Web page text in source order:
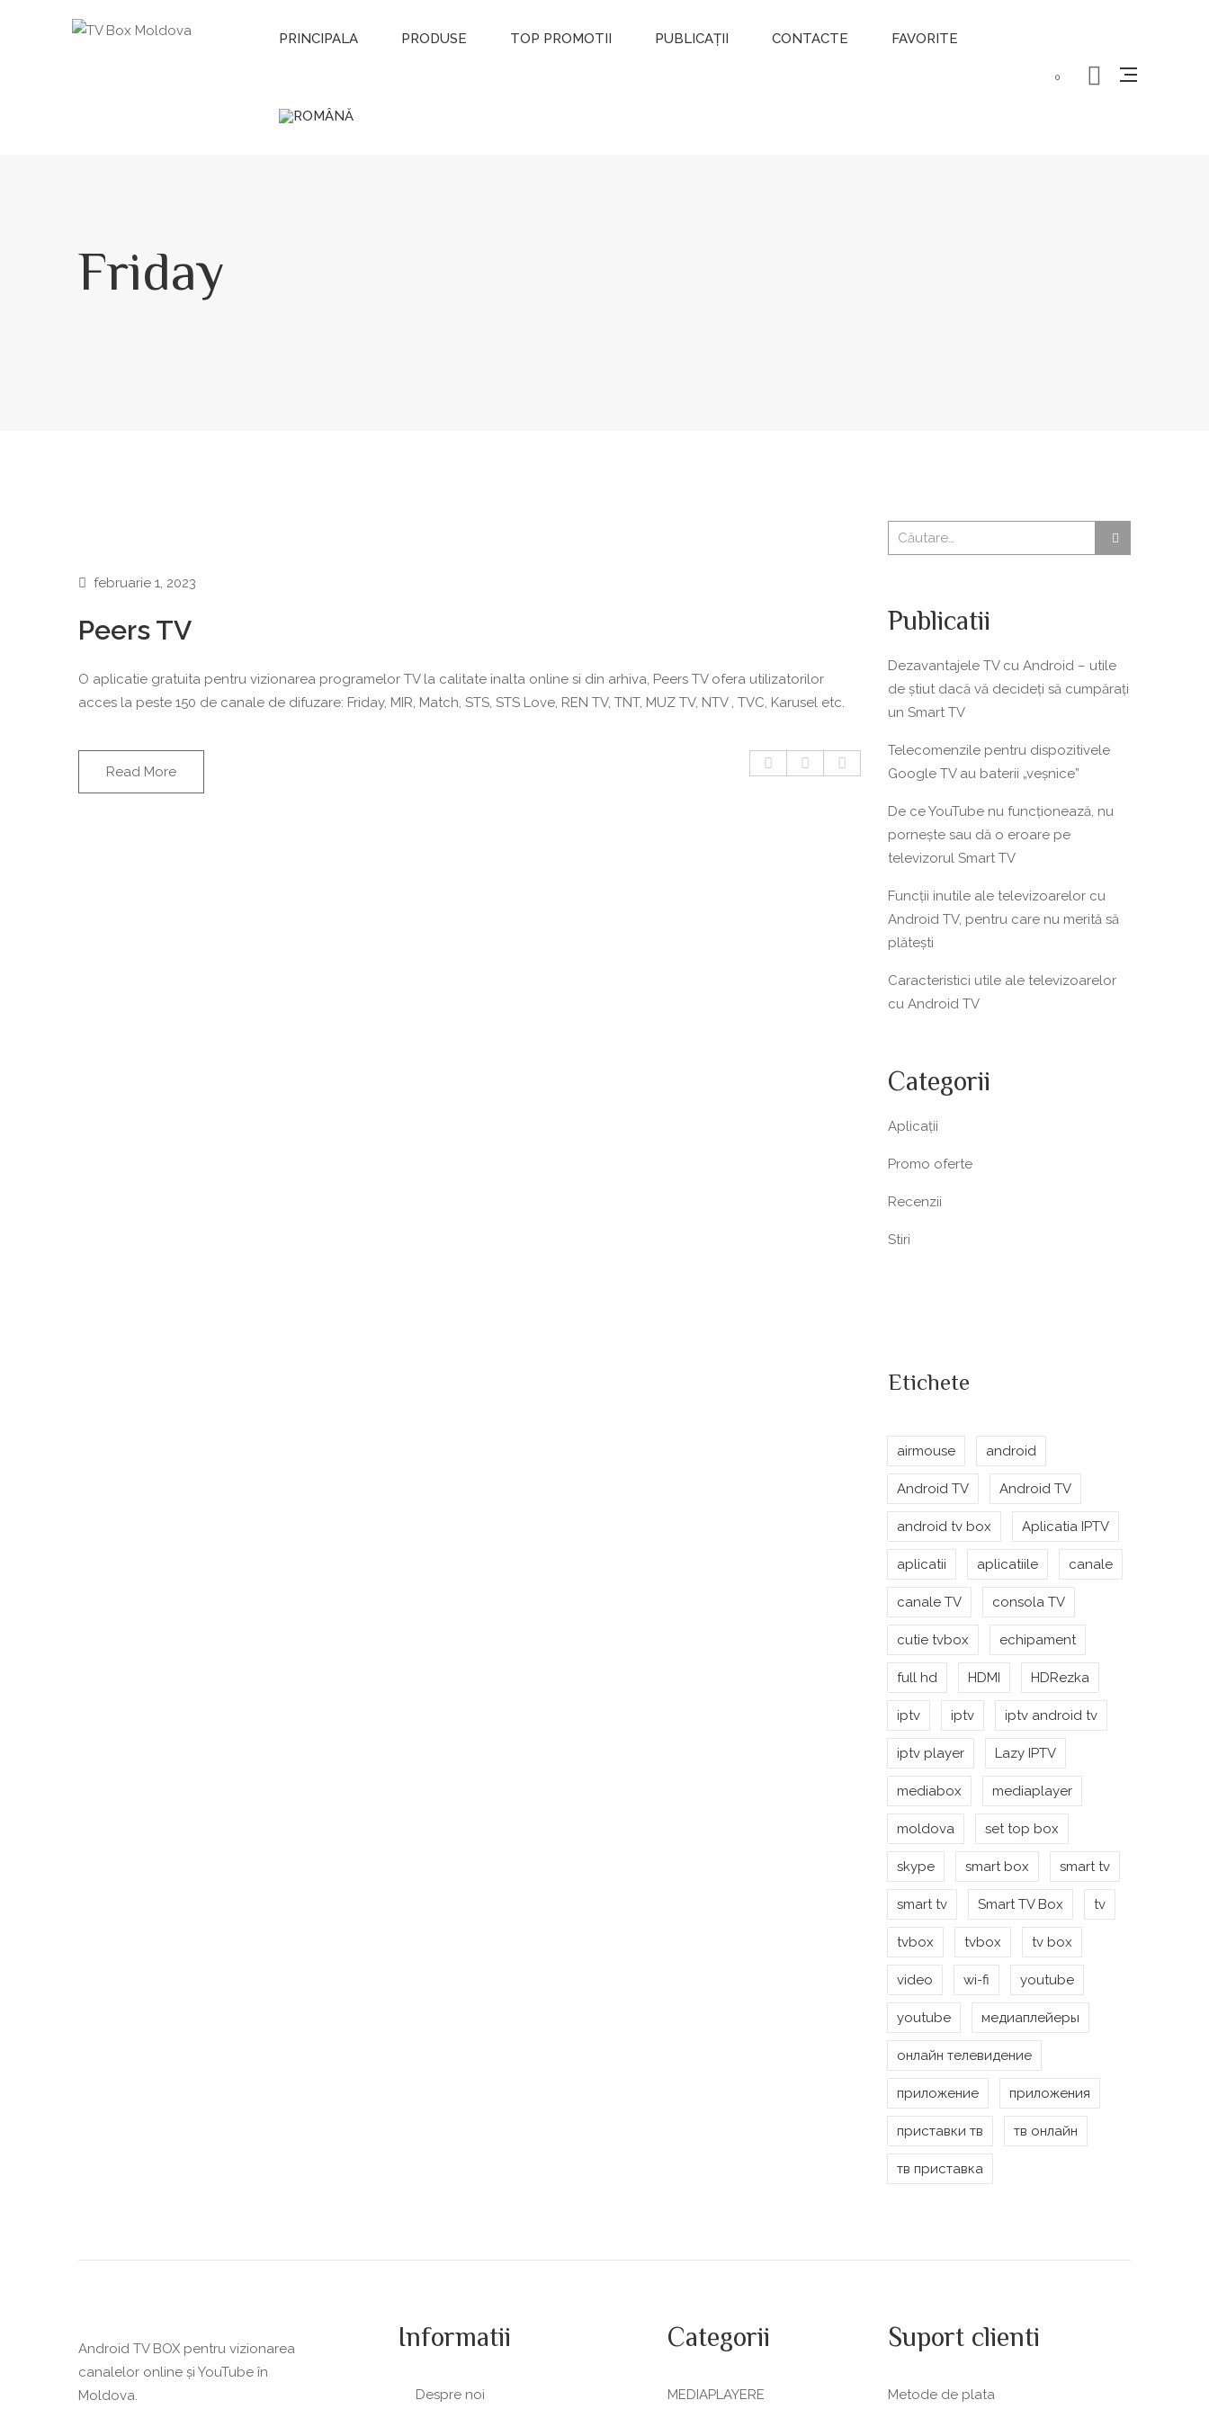
PRINCIPALA PRODUSE TOP PROMOTII PUBLICAȚII CONTACTE FAVORITE
0
Friday
februarie 1, 2023
Peers TV
O aplicatie gratuita pentru vizionarea programelor TV la calitate inalta online si din arhiva, Peers TV ofera utilizatorilor
acces la peste 150 de canale de difuzare: Friday, MIR, Match, STS, STS Love, REN TV, TNT, MUZ TV, NTV , TVC, Karusel etc.
Read More
Publicatii
Dezavantajele TV cu Android – utile
de știut dacă vă decideți să cumpărați
un Smart TV
Telecomenzile pentru dispozitivele
Google TV au baterii „veșnice”
De ce YouTube nu funcționează, nu
pornește sau dă o eroare pe
televizorul Smart TV
Funcții inutile ale televizoarelor cu
Android TV, pentru care nu merită să
plătești
Caracteristici utile ale televizoarelor
cu Android TV
Categorii
Aplicații
Promo oferte
Recenzii
Stiri
Etichete
airmouse android
Android TV Android TV
android tv box Aplicatia IPTV
aplicatii aplicatiile canale
canale TV consola TV
cutie tvbox echipament
full hd HDMI HDRezka
iptv iptv iptv android tv
iptv player Lazy IPTV
mediabox mediaplayer
moldova set top box
skype smart box smart tv
smart tv Smart TV Box tv
tvbox tvbox tv box
video wi-fi youtube
youtube медиаплейеры
онлайн телевидение
приложение приложения
приставки тв тв онлайн
тв приставка
Android TV BOX pentru vizionarea
canalelor online și YouTube în
Moldova.
Informatii
Despre noi
Categorii
MEDIAPLAYERE
Suport clienti
Metode de plata